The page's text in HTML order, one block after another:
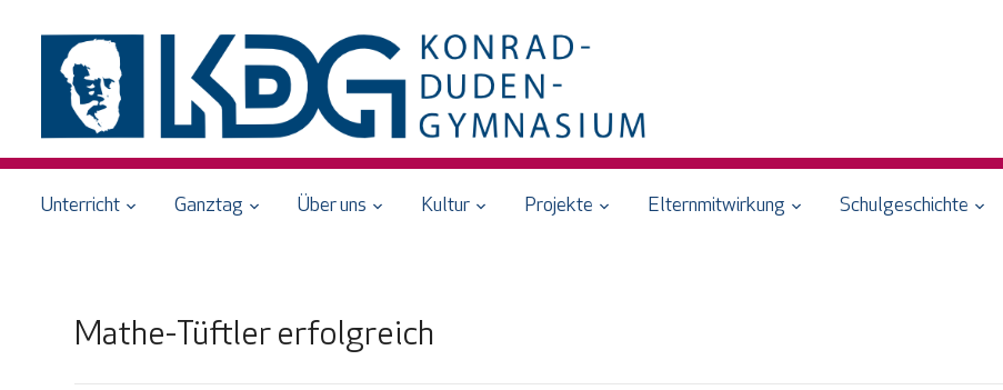
Unterricht Ganztag Über uns Kultur Projekte Elternmitwirkung Schulgeschichte
Mathe-Tüftler erfolgreich